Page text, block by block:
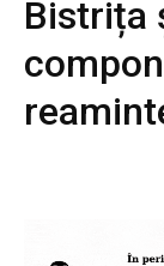
Bistrița